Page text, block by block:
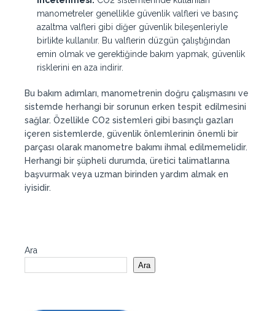
manometreler genellikle güvenlik valfleri ve basınç
azaltma valfleri gibi diğer güvenlik bileşenleriyle
birlikte kullanılır. Bu valflerin düzgün çalıştığından
emin olmak ve gerektiğinde bakım yapmak, güvenlik
risklerini en aza indirir.
Bu bakım adımları, manometrenin doğru çalışmasını ve
sistemde herhangi bir sorunun erken tespit edilmesini
sağlar. Özellikle CO2 sistemleri gibi basınçlı gazları
içeren sistemlerde, güvenlik önlemlerinin önemli bir
parçası olarak manometre bakımı ihmal edilmemelidir.
Herhangi bir şüpheli durumda, üretici talimatlarına
başvurmak veya uzman birinden yardım almak en
iyisidir.
Ara
Ara